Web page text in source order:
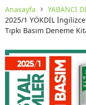
Anasayfa YABANCI
2025/1 YÖKDİL İngilizce
Tıpkı Basım Deneme